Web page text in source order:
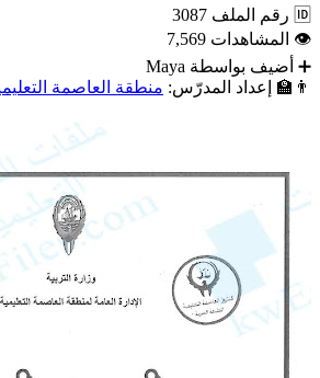
رقم الملف 3087
المشاهدات 7,569
أضيف بواسطة Maya
إعداد المدرّس: منطقة العاصمة التعليمية